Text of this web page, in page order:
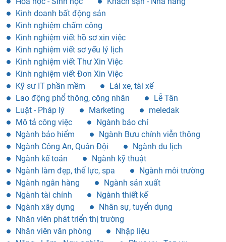
Bí quyết viết CV
Bữa cơm văn phòng
Cẩm nang gia sư
Cẩm nang tìm việc
Chăm sóc khách hàng
Dành cho ứng viên
Giáo dục - Đào tạo
Hóa học - Sinh học
Khách sạn - Nhà hàng
Kinh doanh bất động sản
Kinh nghiệm chấm công
Kinh nghiệm viết hồ sơ xin việc
Kinh nghiệm viết sơ yếu lý lịch
Kinh nghiệm viết Thư Xin Việc
Kinh nghiệm viết Đơn Xin Việc
Kỹ sư IT phần mềm
Lái xe, tài xế
Lao động phổ thông, công nhân
Lễ Tân
Luật - Pháp lý
Marketing
Mô tả công việc
Ngành báo chí
Ngành bảo hiểm
Ngành Bưu chính viễn thông
Ngành Công An, Quân Đội
Ngành du lịch
Ngành kế toán
Ngành kỹ thuật
Ngành làm đẹp, thể lực, spa
Ngành ngân hàng
Ngành sản xuất